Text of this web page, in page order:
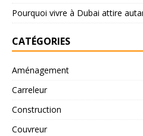
Pourquoi vivre à Dubai attire
CATÉGORIES
Aménagement
Carreleur
Construction
Couvreur